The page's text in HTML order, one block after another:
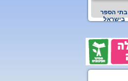
בתי הספר
בישראל